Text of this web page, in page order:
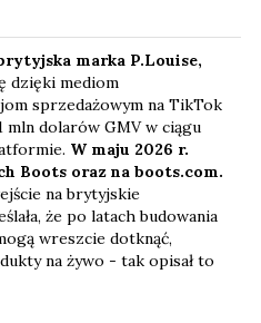
marka P.Louise,
dzięki mediom
sprzedażowym na TikTok
mln dolarów GMV w ciągu
W maju 2026 r.
Boots oraz na boots.com.
na brytyjskie
że po latach budowania
wreszcie dotknąć,
na żywo - tak opisał to